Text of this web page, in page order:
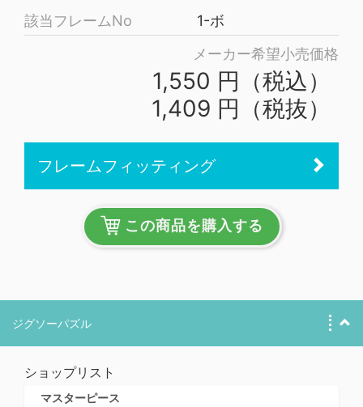
該当フレームNo
1-ボ
メーカー希望小売価格
1,550 円（税込）
1,409 円（税抜）
フレームフィッティング
この商品を購入する
ジグソーパズル
ショップリスト
マスターピース